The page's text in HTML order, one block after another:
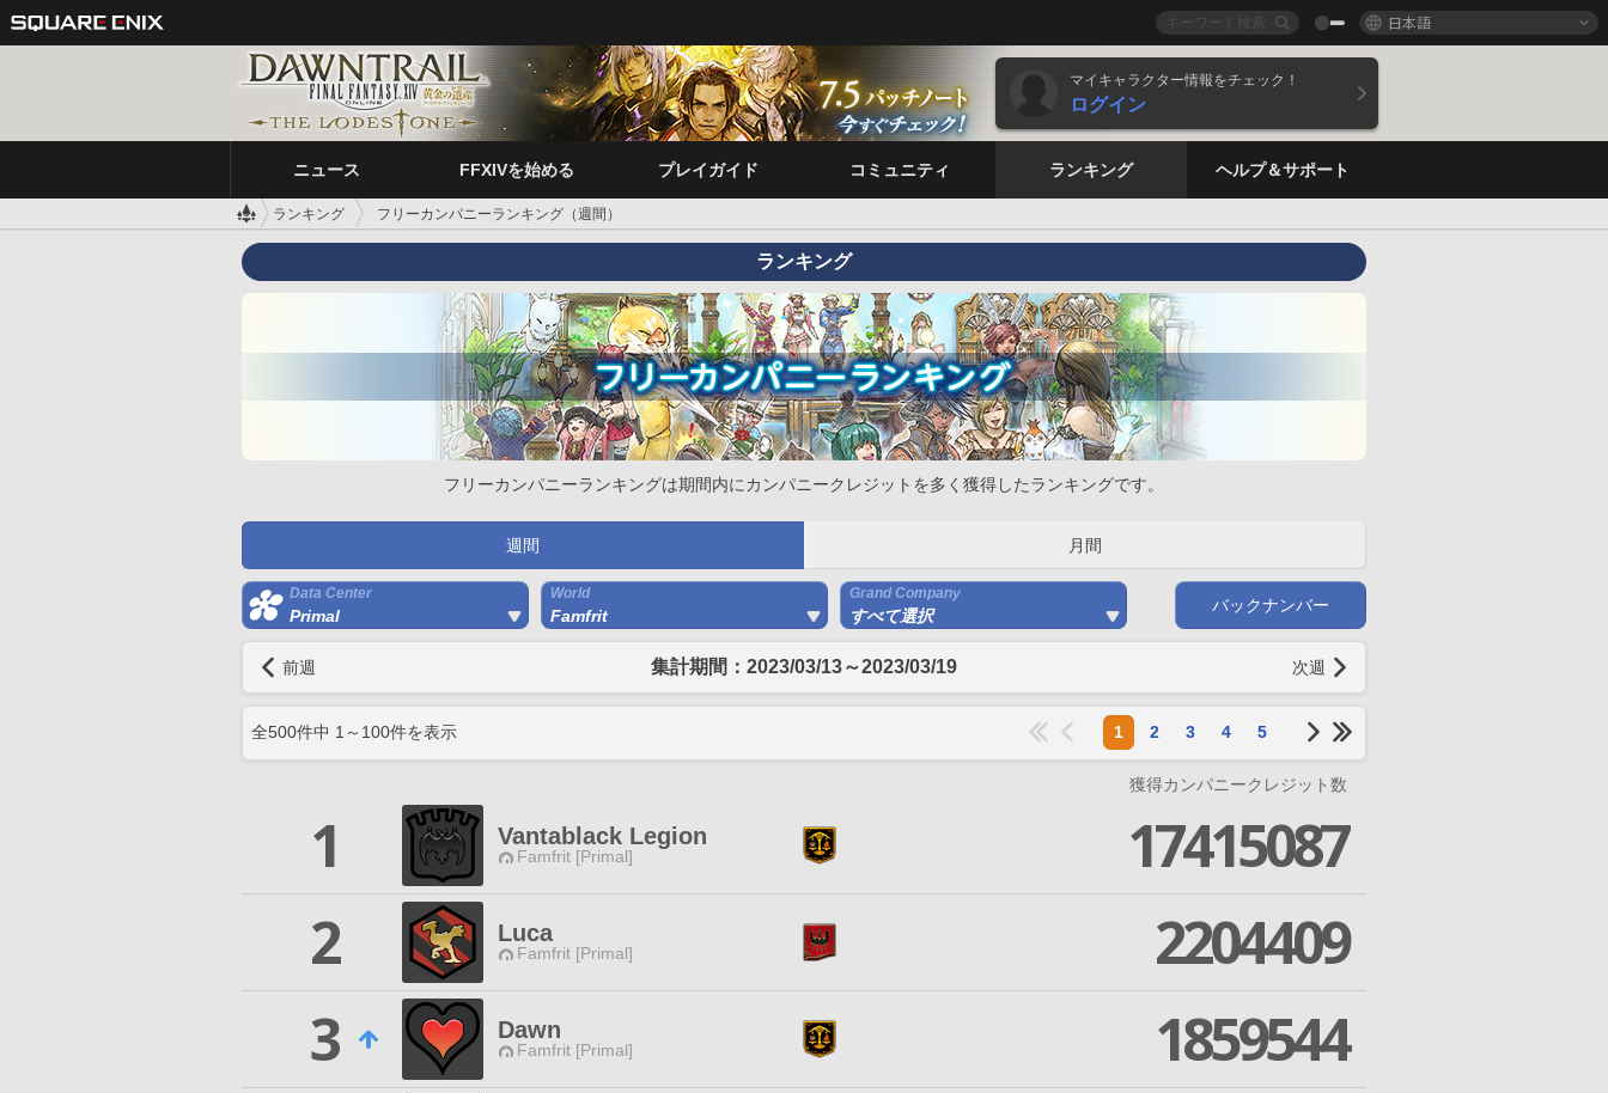
日本語
マイキャラクター情報をチェック！
ログイン
ニュース FFXIVを始める プレイガイド コミュニティ ランキング ヘルプ＆サポート
ランキング フリーカンパニーランキング（週間）
ランキング
フリーカンパニーランキングは期間内にカンパニークレジットを多く獲得したランキングです。
週間 月間
Data Center
Primal
World
Famfrit
Grand Company
すべて選択
バックナンバー
前週 集計期間：2023/03/13～2023/03/19 次週
全500件中 1 ～ 100件を表示 1 2 3 4 5
獲得カンパニークレジット数
1 Vantablack Legion
Famfrit [Primal]
17415087
2
Luca
Famfrit [Primal]
2204409
3
Dawn
Famfrit [Primal]
1859544